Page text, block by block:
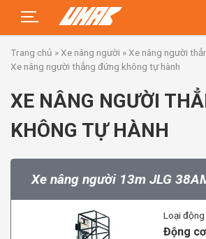
Trang chủ »Xe nâng người »Xe nâng người
Xe nâng người thẳng đứng không tự hành
XE NÂNG NGƯỜI
KHÔNG TỰ HÀNH
Xe nâng người 13m JLG
Loại
Động